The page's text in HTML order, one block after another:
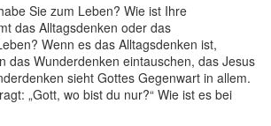
Sie zum Leben? Wie ist Ihre
das Alltagsdenken oder das
Wenn es das Alltagsdenken ist,
das Wunderdenken eintauschen, das Jesus
sieht Gottes Gegenwart in allem.
„Gott, wo bist du nur?“ Wie ist es bei